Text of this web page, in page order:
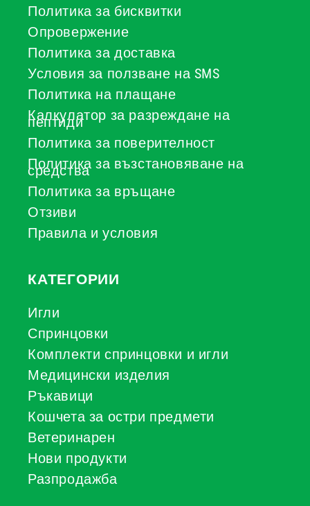
Политика за бисквитки
Опровержение
Политика за доставка
Условия за ползване на SMS
Политика на плащане
Калкулатор за разреждане на
пептиди
Политика за поверителност
Политика за възстановяване на
средства
Политика за връщане
Отзиви
Правила и условия
КАТЕГОРИИ
Игли
Спринцовки
Комплекти спринцовки и игли
Медицински изделия
Ръкавици
Кошчета за остри предмети
Ветеринарен
Нови продукти
Разпродажба